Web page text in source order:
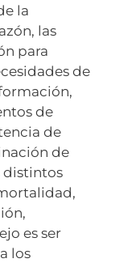
la
las
para
de
de
de
de
distintos
es ser
los